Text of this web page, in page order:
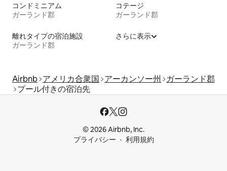
コンドミニアム
ガーランド郡
コテージ
ガーランド郡
離れタイプの宿泊施設
ガーランド郡
さらに表示
Airbnb アメリカ合衆国 アーカンソー州
ガーランド郡
プール付きの宿泊先
© 2026 Airbnb, Inc.
プライバシー
利用規約